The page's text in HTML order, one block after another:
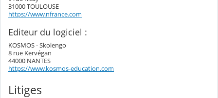
31000 TOULOUSE
https://www.nfrance.com
Editeur du logiciel :
KOSMOS - Skolengo
8 rue Kervégan
44000 NANTES
https://www.kosmos-education.com
Litiges